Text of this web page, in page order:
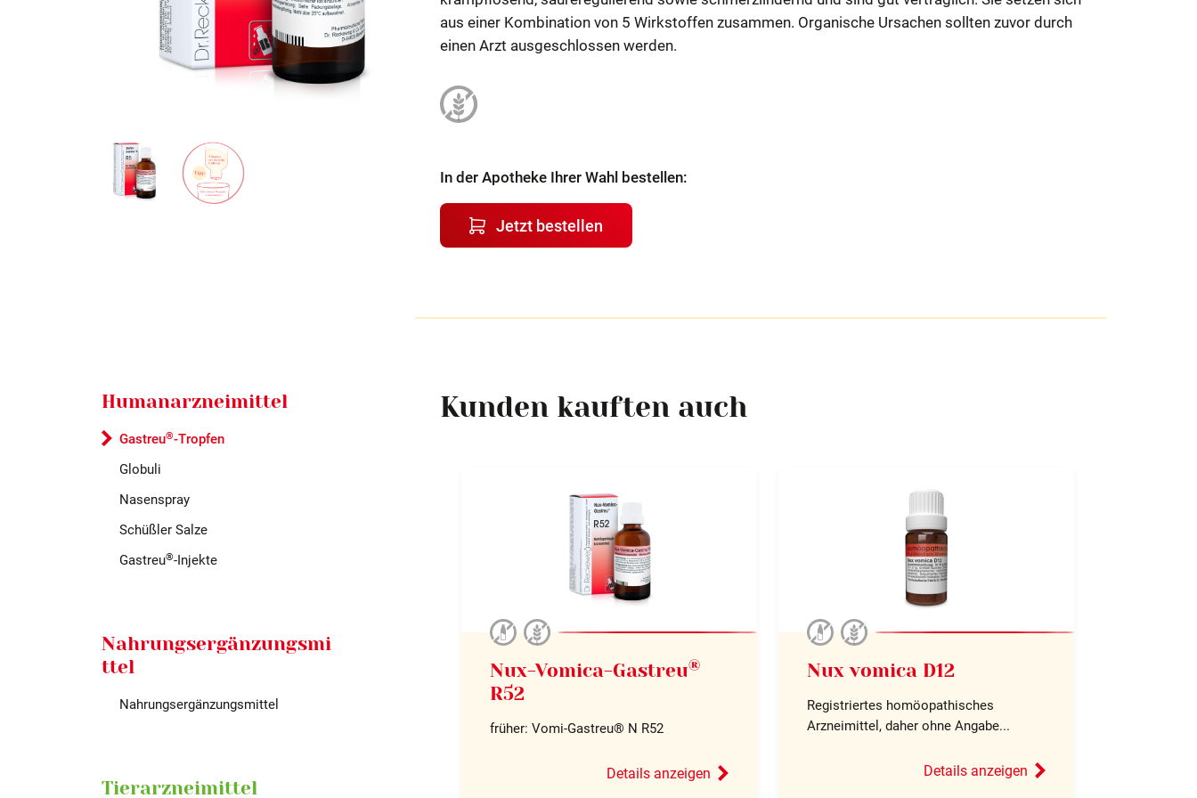
aus einer Kombination von 5 Wirkstoffen zusammen. Organische Ursachen sollten zuvor durch
einen Arzt ausgeschlossen werden.
In der Apotheke Ihrer Wahl bestellen:
Jetzt bestellen
Humanarzneimittel
Gastreu®-Tropfen
Globuli
Nasenspray
Schüßler Salze
Gastreu®-Injekte
Nahrungsergänzungsmi
ttel
Nahrungsergänzungsmittel
Tierarzneimittel
Kunden kauften auch
Nux-Vomica-Gastreu®
R52
früher: Vomi-Gastreu® N R52
Details anzeigen
Nux vomica D12
Registriertes homöopathisches
Arzneimittel, daher ohne Angabe...
Details anzeigen